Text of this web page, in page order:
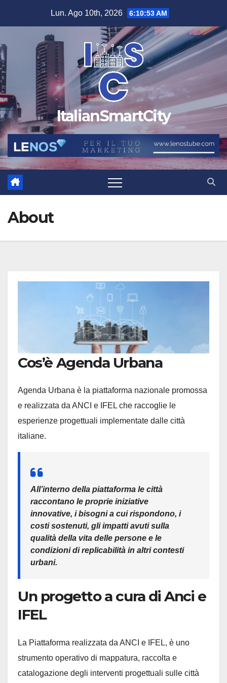
Lun. Ago 10th, 2026 6:10:53 AM
ItalianSmartCity
About
Cos’è Agenda Urbana
Agenda Urbana è la piattaforma nazionale promossa
e realizzata da ANCI e IFEL che raccoglie le
esperienze progettuali implementate dalle città
italiane.
All’interno della piattaforma le città
raccontano le proprie iniziative
innovative, i bisogni a cui rispondono, i
costi sostenuti, gli impatti avuti sulla
qualità della vita delle persone e le
condizioni di replicabilità in altri contesti
urbani.
Un progetto a cura di Anci e
IFEL
La Piattaforma realizzata da ANCI e IFEL, è uno
strumento operativo di mappatura, raccolta e
catalogazione degli interventi progettuali sulle città